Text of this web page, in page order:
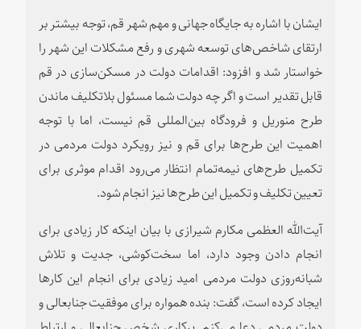
ایشان با اشاره به جایگاه جهانی و مهم شهر قم، توجه بیشتر بر
ارتقای شاخص‌های توسعه شهری و رفع مشکلات این شهر را
خواستار شد و افزود: اقدامات دولت در ‌مسکن‌سازی در قم
قابل تقدیر است و اگر چه دولت شما مسئول بلاتکلیف ماندن
طرح منوریل و فرودگاه بین‌المللی قم نیست، اما با توجه
اهمیت این طرح‌ها برای قم و نیز رویکرد دولت مردمی در
تکمیل طرح‌های نیمه‌تمام انتظار می‌رود اقدام موثری برای
تعیین تکلیف و تکمیل این طرح‌ها نیز انجام شود.
آیت‌الله العظمی مکارم شیرازی با بیان اینکه کار زیادی برای
انجام دادن وجود دارد، اما سخت‌کوشی، جدیت و تلاش
شبانه‌روزی دولت مردمی امید زیادی برای انجام این کارها
ایجاد کرده است، گفت: بنده همواره برای موفقیت جنابعالی و